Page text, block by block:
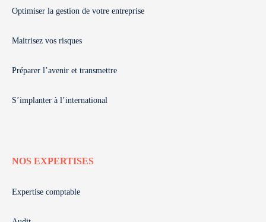
Optimiser la gestion de votre entreprise
Maitrisez vos risques
Préparer l’avenir et transmettre
S’implanter à l’international
NOS EXPERTISES
Expertise comptable